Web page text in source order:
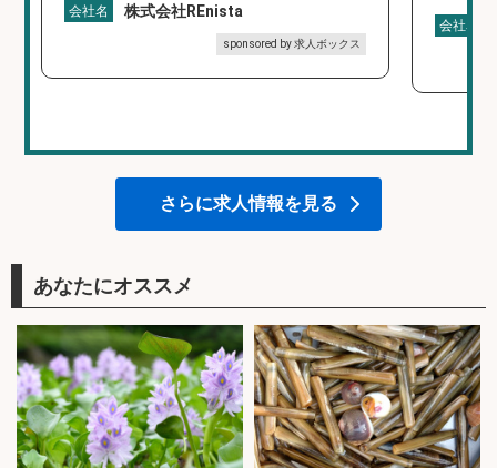
会社名 株式会社REnista
sponsored by 求人ボックス
会社名
さらに求人情報を見る
あなたにオススメ